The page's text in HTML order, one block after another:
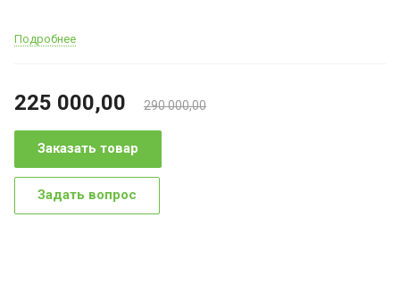
Подробнее
225 000,00 290 000,00
Заказать товар
Задать вопрос